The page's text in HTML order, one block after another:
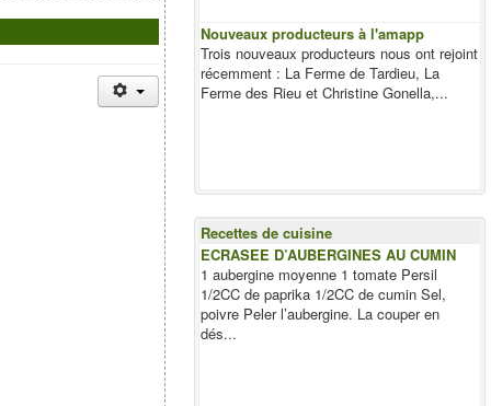
Nouveaux producteurs à l'amapp
Trois nouveaux producteurs nous ont rejoint
récemment : La Ferme de Tardieu, La
Ferme des Rieu et Christine Gonella,...
Recettes de cuisine
ECRASEE D’AUBERGINES AU CUMIN
1 aubergine moyenne 1 tomate Persil
1/2CC de paprika 1/2CC de cumin Sel,
poivre Peler l’aubergine. La couper en
dés...